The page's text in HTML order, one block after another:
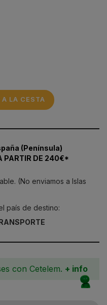
A LA CESTA
(Península)
PARTIR DE 240€*
(No enviamos a Islas
país de destino:
con Cetelem. + info